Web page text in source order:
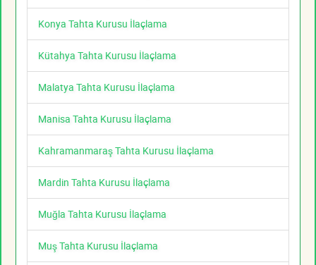
Konya Tahta Kurusu İlaçlama
Kütahya Tahta Kurusu İlaçlama
Malatya Tahta Kurusu İlaçlama
Manisa Tahta Kurusu İlaçlama
Kahramanmaraş Tahta Kurusu İlaçlama
Mardin Tahta Kurusu İlaçlama
Muğla Tahta Kurusu İlaçlama
Muş Tahta Kurusu İlaçlama